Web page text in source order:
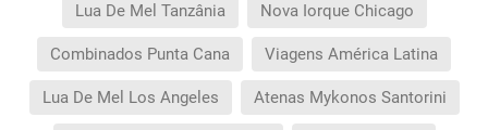
Lua De Mel Tanzânia Nova Iorque Chicago
Combinados Punta Cana Viagens América Latina
Lua De Mel Los Angeles Atenas Mykonos Santorini